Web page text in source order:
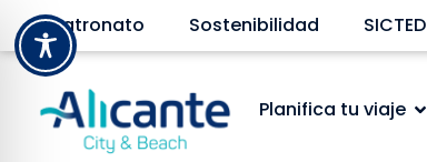
Patronato Sostenibilidad SICTED
Planifica tu viaje